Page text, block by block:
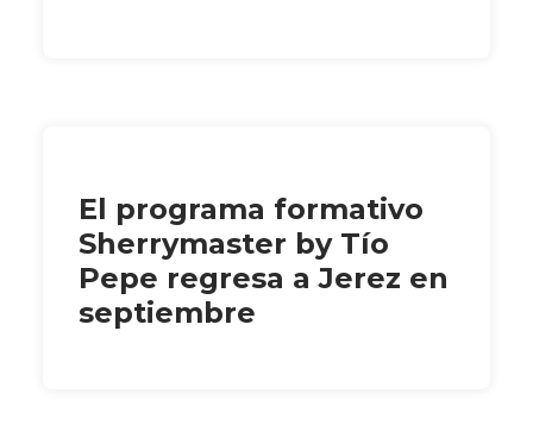
El programa formativo
Sherrymaster by Tío
Pepe regresa a Jerez en
septiembre